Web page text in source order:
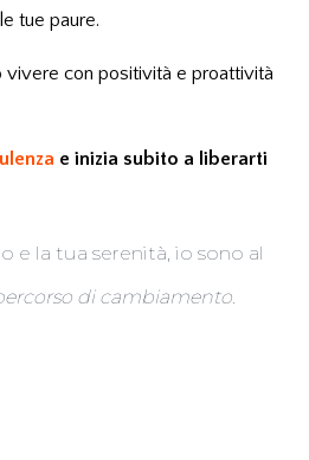
tue paure.
vivere con positività e proattività
e inizia subito a liberarti
e la tua serenità, io sono al
di cambiamento.